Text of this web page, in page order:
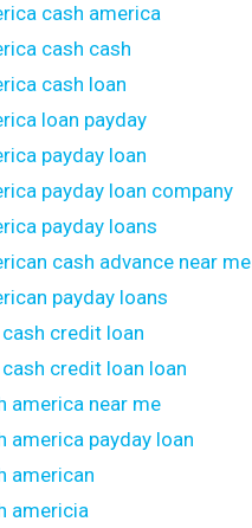
cash america
cash cash
cash loan
loan payday
payday loan
payday loan company
payday loans
cash advance near me
payday loans
credit loan
credit loan loan
america near me
america payday loan
american
americia